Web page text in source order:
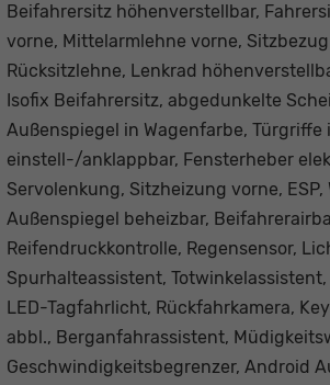
Beifahrersitz höhenverstellbar,
vorne, Mittelarmlehne vorne,
Rücksitzlehne, Lenkrad
Isofix Beifahrersitz, abgedunkelte
Außenspiegel in Wagenfarbe,
einstell-/anklappbar, Fensterheber
Servolenkung, Sitzheizung vorne,
Außenspiegel beheizbar,
Reifendruckkontrolle, Regensensor,
Spurhalteassistent,
LED-Tagfahrlicht, Rückfahrkamera,
abbl., Berganfahrassistent,
Geschwindigkeitsbegrenzer, Android